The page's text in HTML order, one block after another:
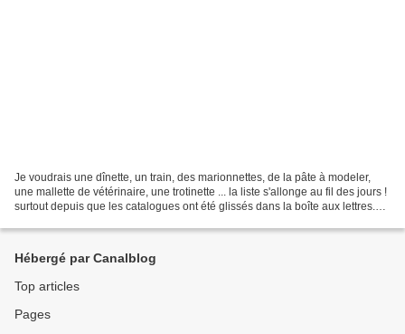
Je voudrais une dînette, un train, des marionnettes, de la pâte à modeler,
une mallette de vétérinaire, une trotinette ... la liste s'allonge au fil des jours !
surtout depuis que les catalogues ont été glissés dans la boîte aux lettres.
Hébergé par Canalblog
Top articles
Pages